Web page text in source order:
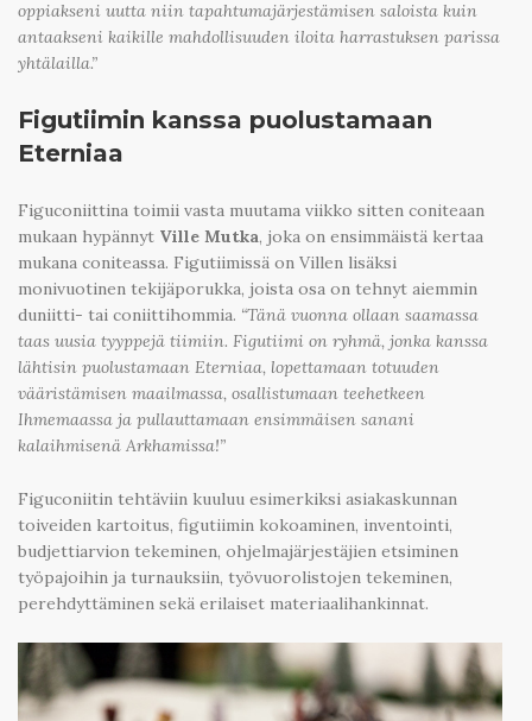
oppiakseni uutta niin tapahtumajärjestämisen saloista kuin
antaakseni kaikille mahdollisuuden iloita harrastuksen parissa
yhtälailla.”
Figutiimin kanssa puolustamaan
Eterniaa
Figuconiittina toimii vasta muutama viikko sitten coniteaan
mukaan hypännyt Ville Mutka, joka on ensimmäistä kertaa
mukana coniteassa. Figutiimissä on Villen lisäksi
monivuotinen tekijäporukka, joista osa on tehnyt aiemmin
duniitti- tai coniittihommia. “Tänä vuonna ollaan saamassa
taas uusia tyyppejä tiimiin. Figutiimi on ryhmä, jonka kanssa
lähtisin puolustamaan Eterniaa, lopettamaan totuuden
vääristämisen maailmassa, osallistumaan teehetkeen
Ihmemaassa ja pullauttamaan ensimmäisen sanani
kalaihmisenä Arkhamissa!”
Figuconiitin tehtäviin kuuluu esimerkiksi asiakaskunnan
toiveiden kartoitus, figutiimin kokoaminen, inventointi,
budjettiarvion tekeminen, ohjelmajärjestäjien etsiminen
työpajoihin ja turnauksiin, työvuorolistojen tekeminen,
perehdyttäminen sekä erilaiset materiaalihankinnat.